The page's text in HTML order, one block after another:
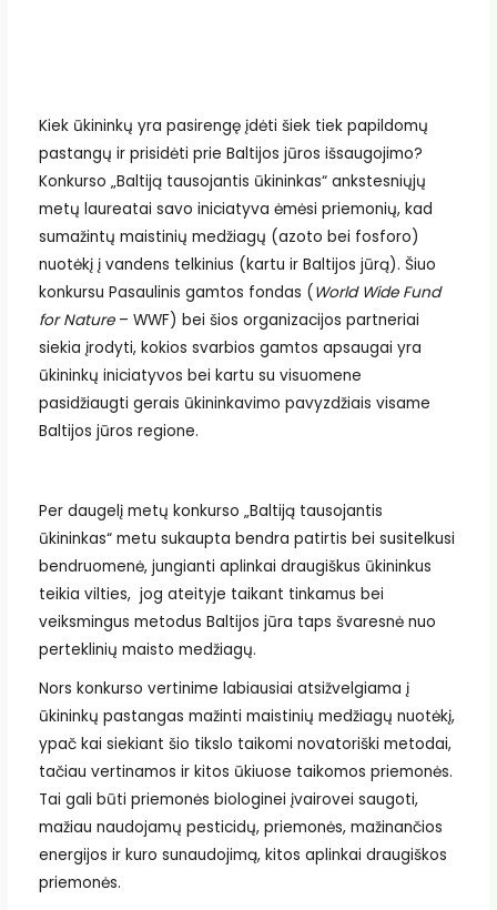
Kiek ūkininkų yra pasirengę įdėti šiek tiek papildomų
pastangų ir prisidėti prie Baltijos jūros išsaugojimo?
Konkurso „Baltiją tausojantis ūkininkas“ ankstesniųjų
metų laureatai savo iniciatyva ėmėsi priemonių, kad
sumažintų maistinių medžiagų (azoto bei fosforo)
nuotėkį į vandens telkinius (kartu ir Baltijos jūrą). Šiuo
konkursu Pasaulinis gamtos fondas ( World Wide Fund
for Nature– WWF) bei šios organizacijos partneriai
siekia įrodyti, kokios svarbios gamtos apsaugai yra
ūkininkų iniciatyvos bei kartu su visuomene
pasidžiaugti gerais ūkininkavimo pavyzdžiais visame
Baltijos jūros regione.
Per daugelį metų konkurso „Baltiją tausojantis
ūkininkas“ metu sukaupta bendra patirtis bei susitelkusi
bendruomenė, jungianti aplinkai draugiškus ūkininkus
teikia vilties, jog ateityje taikant tinkamus bei
veiksmingus metodus Baltijos jūra taps švaresnė nuo
perteklinių maisto medžiagų.
Nors konkurso vertinime labiausiai atsižvelgiama į
ūkininkų pastangas mažinti maistinių medžiagų nuotėkį,
ypač kai siekiant šio tikslo taikomi novatoriški metodai,
tačiau vertinamos ir kitos ūkiuose taikomos priemonės.
Tai gali būti priemonės biologinei įvairovei saugoti,
mažiau naudojamų pesticidų, priemonės, mažinančios
energijos ir kuro sunaudojimą, kitos aplinkai draugiškos
priemonės.